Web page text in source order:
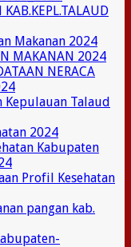
Makanan 2024
MAKANAN 2024
NERACA
Kepulauan Talaud
2024
Kabupaten
Profil Kesehatan
pangan kab.